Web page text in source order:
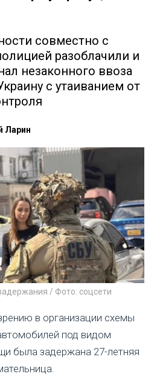
совместно с
разоблачили и
незаконного ввоза
с утаиванием от
Ларин
/ Фото: соцсети
в организации схемы
под видом
была задержана 27-летняя